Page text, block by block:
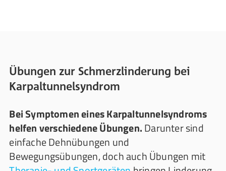
Übungen zur Schmerzlinderung bei
Karpaltunnelsyndrom
Bei Symptomen eines Karpaltunnelsyndroms
helfen verschiedene Übungen.Darunter sind
einfache Dehnübungen und
Bewegungsübungen, doch auch Übungen mit